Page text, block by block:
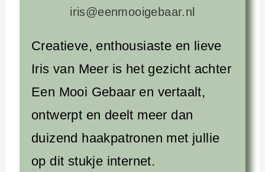
iris@eenmooigebaar.nl
Creatieve, enthousiaste en lieve
Iris van Meer is het gezicht achter
Een Mooi Gebaar en vertaalt,
ontwerpt en deelt meer dan
duizend haakpatronen met jullie
op dit stukje internet.